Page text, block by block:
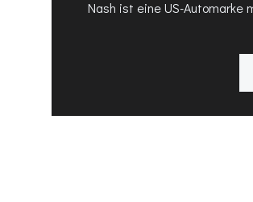
Nash ist eine US-Automarke